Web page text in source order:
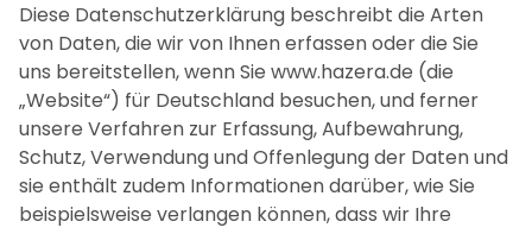
Diese Datenschutzerklärung beschreibt die Arten
von Daten, die wir von Ihnen erfassen oder die Sie
uns bereitstellen, wenn Sie www.hazera.de (die
„Website“) für Deutschland besuchen, und ferner
unsere Verfahren zur Erfassung, Aufbewahrung,
Schutz, Verwendung und Offenlegung der Daten und
sie enthält zudem Informationen darüber, wie Sie
beispielsweise verlangen können, dass wir Ihre